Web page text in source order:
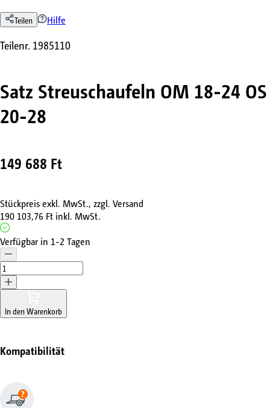
Teilen Hilfe
Teilenr. 1985110
Satz Streuschaufeln OM 18-24 OS
20-28
149 688 Ft
Stückpreis exkl. MwSt., zzgl. Versand
190 103,76 Ft inkl. MwSt.
Verfügbar in 1-2 Tagen
In den Warenkorb
Kompatibilität